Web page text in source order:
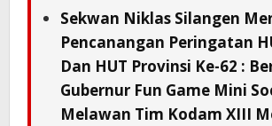
Sekwan Niklas Silangen
Pencanangan Peringatan
Dan HUT Provinsi Ke-62 :
Gubernur Fun Game Mini
Melawan Tim Kodam XIII